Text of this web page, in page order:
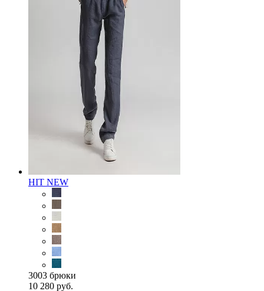
HIT NEW
3003 брюки
10 280 руб.